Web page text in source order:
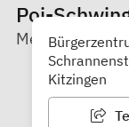
Poi-
Kitzingen